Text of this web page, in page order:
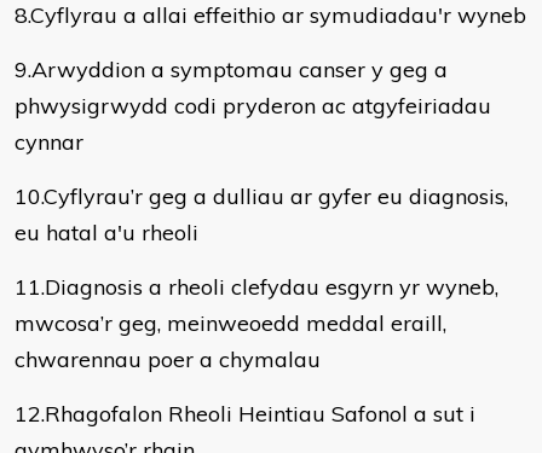
8.Cyflyrau a allai effeithio ar symudiadau'r wyneb
9.Arwyddion a symptomau canser y geg a
phwysigrwydd codi pryderon ac atgyfeiriadau
cynnar
10.Cyflyrau’r geg a dulliau ar gyfer eu diagnosis,
eu hatal a'u rheoli
11.Diagnosis a rheoli clefydau esgyrn yr wyneb,
mwcosa’r geg, meinweoedd meddal eraill,
chwarennau poer a chymalau
12.Rhagofalon Rheoli Heintiau Safonol a sut i